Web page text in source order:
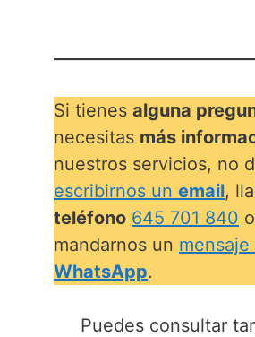
Si tienes alguna
necesitas más
nuestros servicios, no
escribirnos un email,
teléfono 645 701 840 o
mandarnos un mensaje
WhatsApp.
Puedes consultar